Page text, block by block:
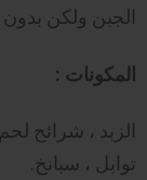
الجبن ولكن
المكونات :
الزبد ، شرائح
توابل ، سبانخ.